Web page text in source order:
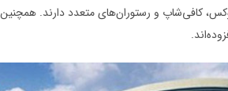
کافی‌شاپ و رستوران‌های متعدد دارند.